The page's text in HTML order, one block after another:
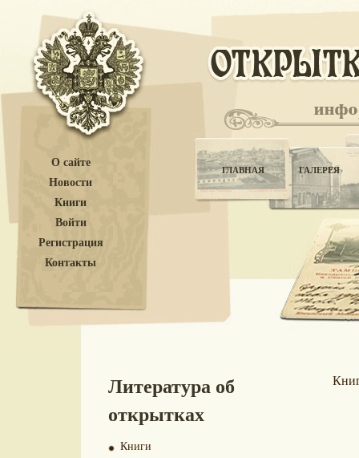
О сайте
Новости
Книги
Войти
Регистрация
Контакты
ГЛАВНАЯ ГАЛЕРЕЯ
Литература об
открытках
Книги